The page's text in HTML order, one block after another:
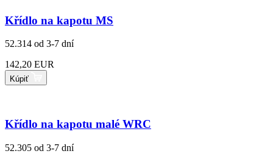
Křídlo na kapotu MS
52.314 od 3-7 dní
142,20 EUR
Kúpiť
Křídlo na kapotu malé WRC
52.305 od 3-7 dní